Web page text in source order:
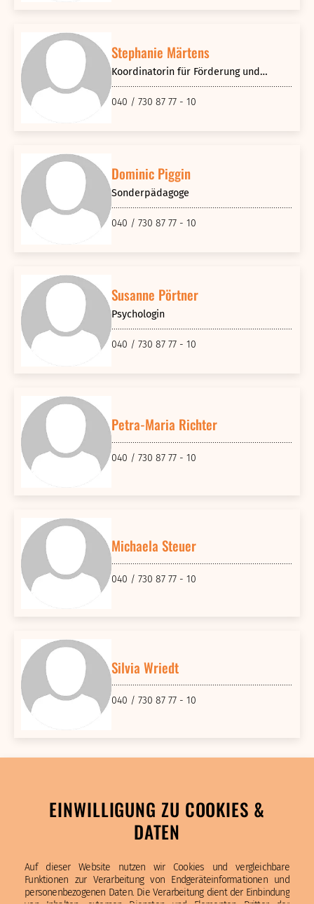
EINWILLIGUNG ZU COOKIES &
DATEN
Auf dieser Website nutzen wir Cookies und vergleichbare
Funktionen zur Verarbeitung von Endgeräteinformationen und
personenbezogenen Daten. Die Verarbeitung dient der Einbindung
Stephanie Märtens
Koordinatorin für Förderung und
Inklusion
040 / 730 87 77 - 10
Dominic Piggin
Sonderpädagoge
040 / 730 87 77 - 10
Susanne Pörtner
Psychologin
040 / 730 87 77 - 10
Petra-Maria Richter
040 / 730 87 77 - 10
Michaela Steuer
040 / 730 87 77 - 10
Silvia Wriedt
040 / 730 87 77 - 10